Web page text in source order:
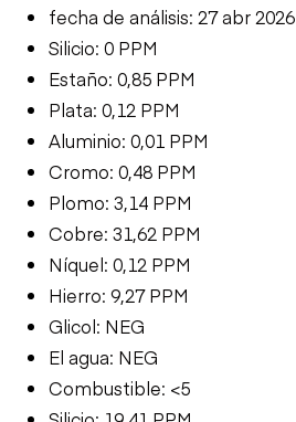
fecha de análisis: 27 abr 2026
Silicio: 0 PPM
Estaño: 0,85 PPM
Plata: 0,12 PPM
Aluminio: 0,01 PPM
Cromo: 0,48 PPM
Plomo: 3,14 PPM
Cobre: 31,62 PPM
Níquel: 0,12 PPM
Hierro: 9,27 PPM
Glicol: NEG
El agua: NEG
Combustible: <5